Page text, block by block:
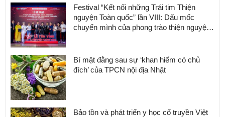
Festival “Kết nối những Trái tim Thiện
nguyện Toàn quốc” lần VIII: Dấu mốc
chuyển mình của phong trào thiện nguyện
Bí mật đằng sau sự ‘khan hiếm có chủ
đích’ của TPCN nội địa Nhật
Bảo tồn và phát triển y học cổ truyền Việt